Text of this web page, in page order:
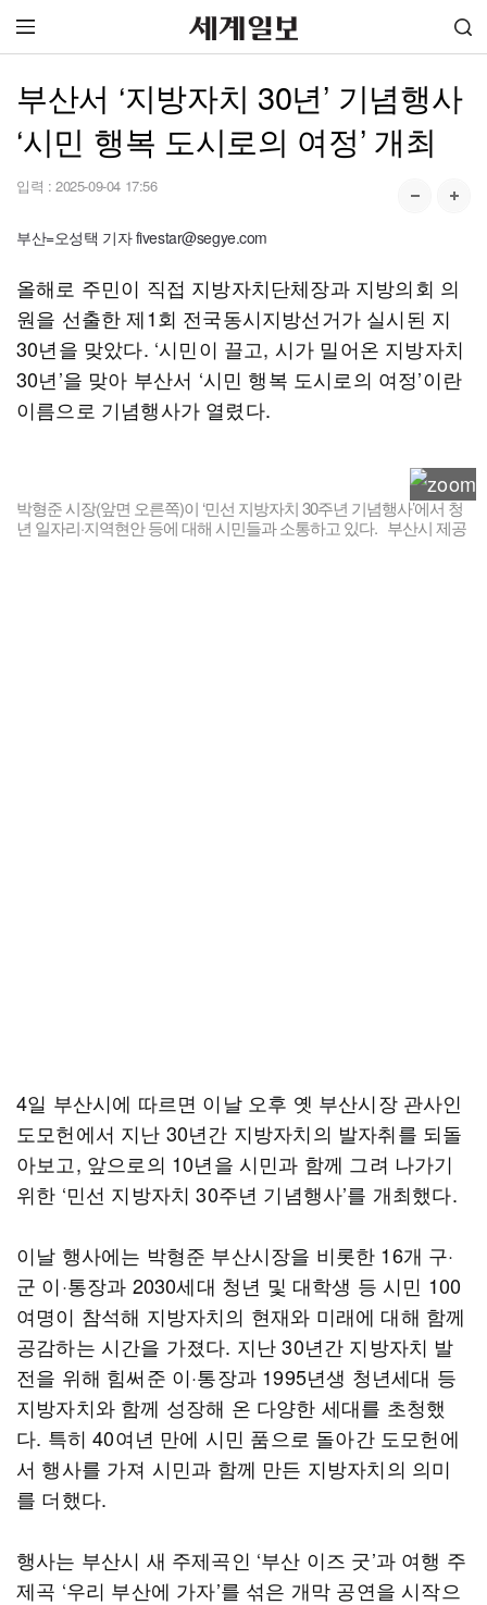
부산서 ‘지방자치 30년’ 기념행사
‘시민 행복 도시로의 여정’ 개최
입력 : 2025-09-04 17:56
부산=오성택 기자 fivestar@segye.com
올해로 주민이 직접 지방자치단체장과 지방의회 의
원을 선출한 제1회 전국동시지방선거가 실시된 지
30년을 맞았다. ‘시민이 끌고, 시가 밀어온 지방자치
30년’을 맞아 부산서 ‘시민 행복 도시로의 여정’이란
이름으로 기념행사가 열렸다.
박형준 시장(앞면 오른쪽)이 ‘민선 지방자치 30주년 기념행사’에서 청
년 일자리·지역현안 등에 대해 시민들과 소통하고 있다. 부산시 제공
4일 부산시에 따르면 이날 오후 옛 부산시장 관사인
도모헌에서 지난 30년간 지방자치의 발자취를 되돌
아보고, 앞으로의 10년을 시민과 함께 그려 나가기
위한 ‘민선 지방자치 30주년 기념행사’를 개최했다.
이날 행사에는 박형준 부산시장을 비롯한 16개 구·
군 이·통장과 2030세대 청년 및 대학생 등 시민 100
여명이 참석해 지방자치의 현재와 미래에 대해 함께
공감하는 시간을 가졌다. 지난 30년간 지방자치 발
전을 위해 힘써준 이·통장과 1995년생 청년세대 등
지방자치와 함께 성장해 온 다양한 세대를 초청했
다. 특히 40여년 만에 시민 품으로 돌아간 도모헌에
서 행사를 가져 시민과 함께 만든 지방자치의 의미
를 더했다.
행사는 부산시 새 주제곡인 ‘부산 이즈 굿’과 여행 주
제곡 ‘우리 부산에 가자’를 섞은 개막 공연을 시작으